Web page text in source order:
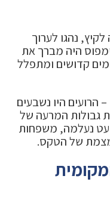
נהגו לערוך
היה מברך את
קדושים ומתפלל
הרועים היו נשבעים
גבולות המרעה של
נעלמה, משפחות
של הטקס.